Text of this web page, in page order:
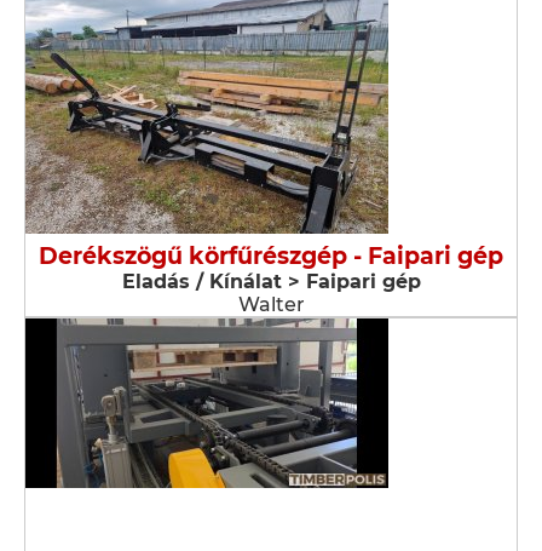
Derékszögű körfűrészgép - Faipari gép
Eladás / Kínálat > Faipari gép
Walter